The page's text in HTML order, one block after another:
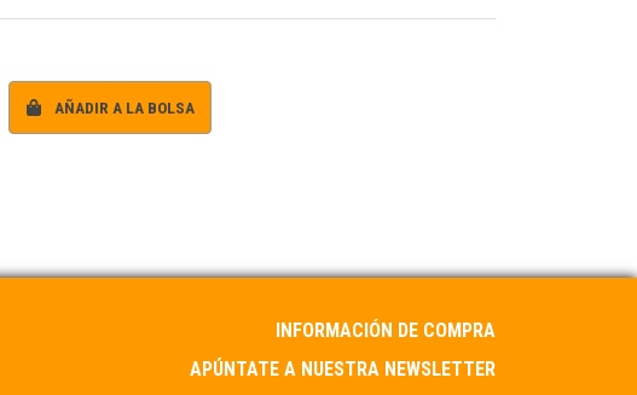
AÑADIR A LA BOLSA
INFORMACIÓN DE COMPRA
APÚNTATE A NUESTRA NEWSLETTER